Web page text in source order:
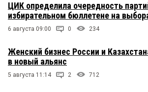
ЦИК определила очередность
избирательном бюллетене на
6 августа 09:00 0 234
Женский бизнес России и
в новый альянс
5 августа 11:14 2 712